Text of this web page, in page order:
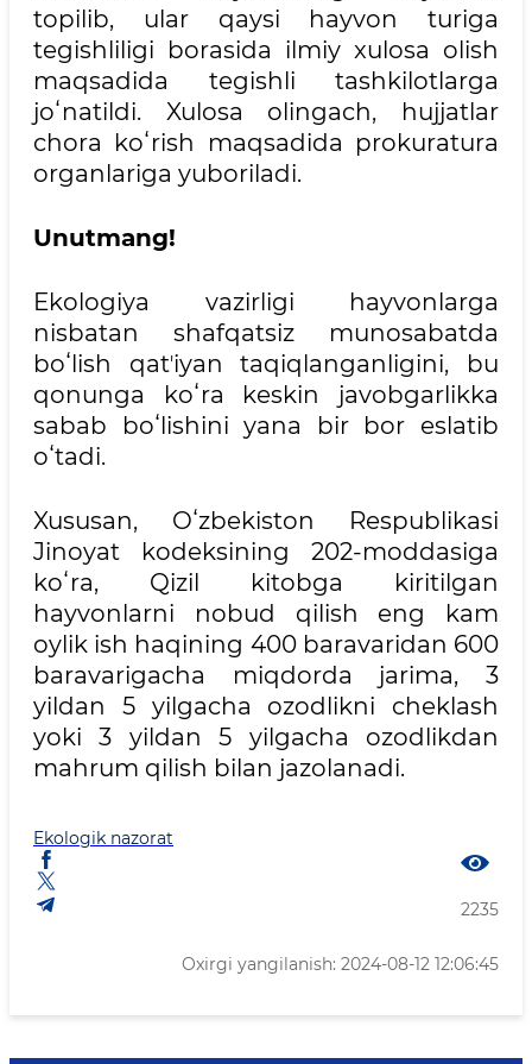
topilib, ular qaysi hayvon turiga
tegishliligi borasida ilmiy xulosa olish
maqsadida tegishli tashkilotlarga
joʻnatildi. Xulosa olingach, hujjatlar
chora koʻrish maqsadida prokuratura
organlariga yuboriladi.
Unutmang!
Ekologiya vazirligi hayvonlarga
nisbatan shafqatsiz munosabatda
boʻlish qatʼiyan taqiqlanganligini, bu
qonunga koʻra keskin javobgarlikka
sabab boʻlishini yana bir bor eslatib
oʻtadi.
Xususan, Oʻzbekiston Respublikasi
Jinoyat kodeksining 202-moddasiga
koʻra, Qizil kitobga kiritilgan
hayvonlarni nobud qilish eng kam
oylik ish haqining 400 baravaridan 600
baravarigacha miqdorda jarima, 3
yildan 5 yilgacha ozodlikni cheklash
yoki 3 yildan 5 yilgacha ozodlikdan
mahrum qilish bilan jazolanadi.
Ekologik nazorat
2235
Oxirgi yangilanish: 2024-08-12 12:06:45